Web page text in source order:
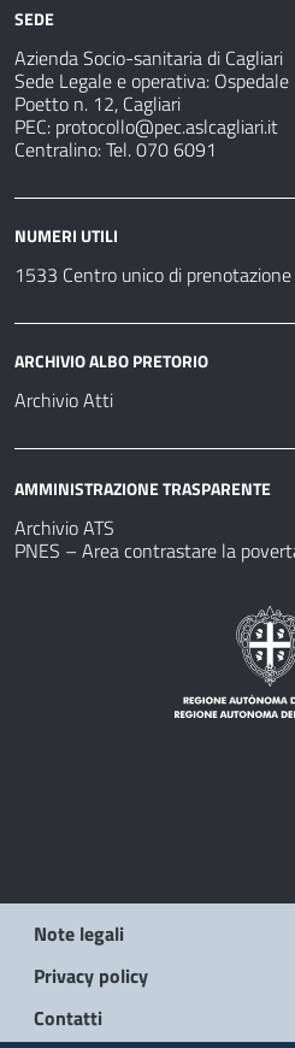
sanitarie
SEDE
Azienda Socio-sanitaria di Cagliari
Sede Legale e operativa:
Poetto n. 12, Cagliari
PEC: protocollo@pec.aslcagliari.it
Centralino: Tel. 070 6091
NUMERI UTILI
1533 Centro unico di prenotazione
ARCHIVIO ALBO PRETORIO
Archivio Atti
AMMINISTRAZIONE TRASPARENTE
Archivio ATS
PNES – Area contrastare la
Note legali
Privacy policy
Contatti